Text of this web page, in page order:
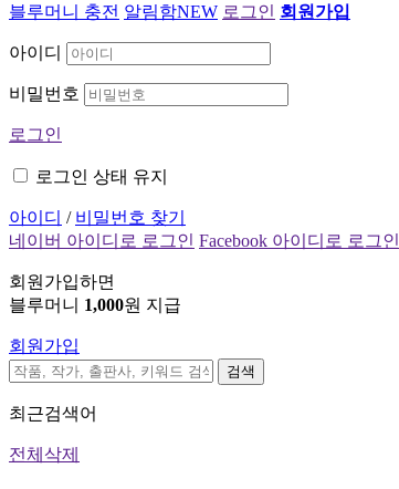
블루머니 충전 알림함NEW 로그인 회원가입
아이디
비밀번호
로그인
로그인 상태 유지
아이디 / 비밀번호 찾기
네이버 아이디로 로그인 Facebook 아이디로 로그인
회원가입하면
블루머니 1,000원 지급
회원가입
검색
최근검색어
전체삭제